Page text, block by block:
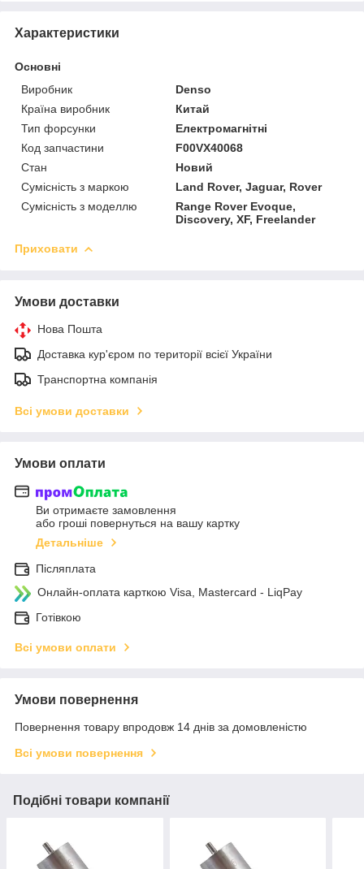
Характеристики
Основні
Виробник
Denso
Країна виробник
Китай
Тип форсунки
Електромагнітні
Код запчастини
F00VX40068
Стан
Новий
Сумісність з маркою
Land Rover, Jaguar, Rover
Сумісність з моделлю
Range Rover Evoque,
Discovery, XF, Freelander
Приховати
Умови доставки
Нова Пошта
Доставка кур'єром по території всієї України
Транспортна компанія
Всі умови доставки
Умови оплати
Ви отримаєте замовлення
або гроші повернуться на вашу картку
Детальніше
Післяплата
Онлайн-оплата карткою Visa, Mastercard - LiqPay
Готівкою
Всі умови оплати
Умови повернення
Повернення товару впродовж 14 днів за домовленістю
Всі умови повернення
Подібні товари компанії